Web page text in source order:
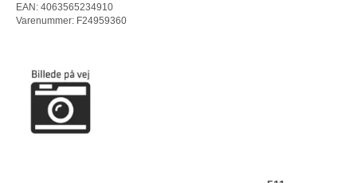
EAN: 4063565234910
Varenummer: F24959360